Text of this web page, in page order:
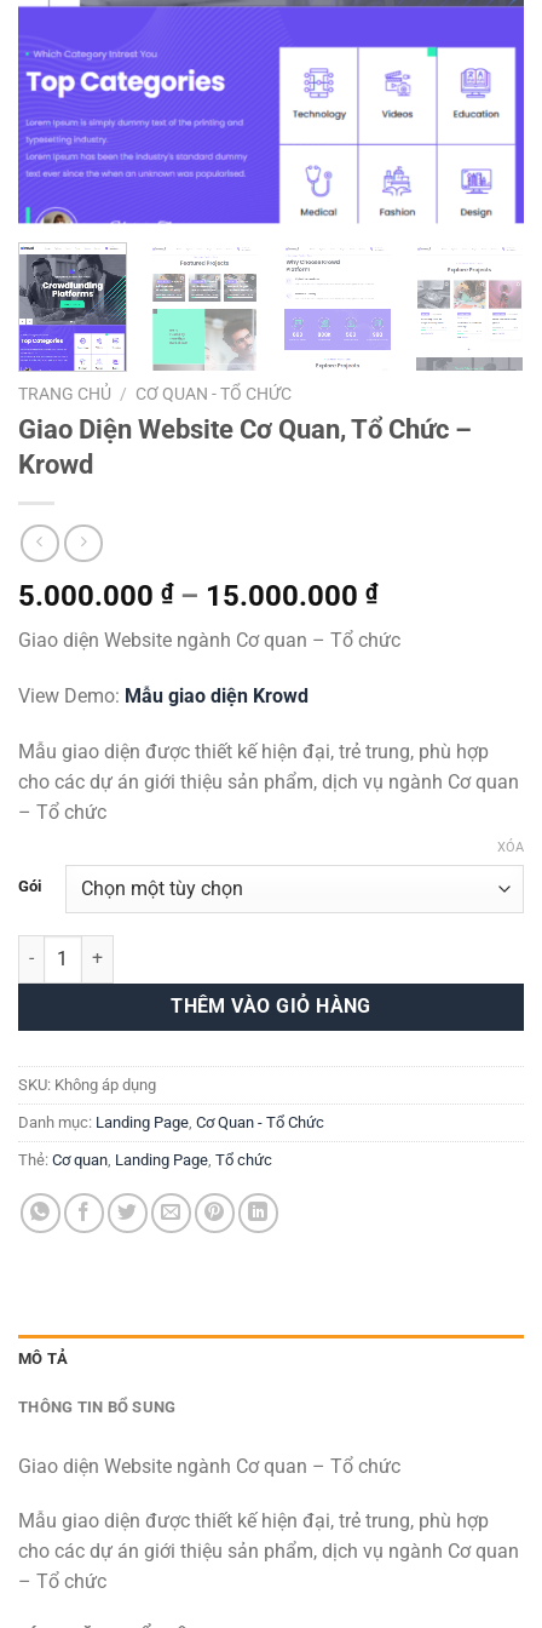
TRANG CHỦ / CƠ QUAN - TỔ CHỨC
Giao Diện Website Cơ Quan, Tổ Chức –
Krowd
5.000.000 ₫ – 15.000.000 ₫Khoảng
giá:
từ
15.000.000
Giao diện Website ngành Cơ quan – Tổ chức
View Demo: Mẫu giao diện Krowd
Mẫu giao diện được thiết kế hiện đại, trẻ trung, phù hợp
cho các dự án giới thiệu sản phẩm, dịch vụ ngành Cơ quan
– Tổ chức
Gói
XÓA
Giao Diện Website Cơ Quan, Tổ Chức - Krowd số lượng
THÊM VÀO GIỎ HÀNG
SKU: Không áp dụng
Danh mục: Landing Page Cơ Quan - Tổ Chức
Thẻ: Cơ quan Landing Page Tổ chức
MÔ TẢ
THÔNG TIN BỔ SUNG
Giao diện Website ngành Cơ quan – Tổ chức
Mẫu giao diện được thiết kế hiện đại, trẻ trung, phù hợp
cho các dự án giới thiệu sản phẩm, dịch vụ ngành Cơ quan
– Tổ chức